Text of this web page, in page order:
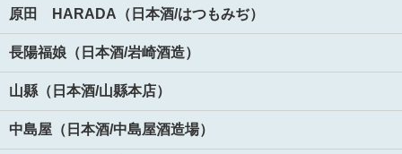
原田 HARADA（日本酒/はつもみぢ）
長陽福娘（日本酒/岩崎酒造）
山縣（日本酒/山縣本店）
中島屋（日本酒/中島屋酒造場）